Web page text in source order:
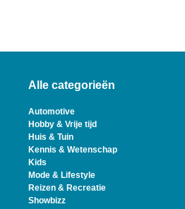
Alle categorieën
Automotive
Hobby & Vrije tijd
Huis & Tuin
Kennis & Wetenschap
Kids
Mode & Lifestyle
Reizen & Recreatie
Showbizz